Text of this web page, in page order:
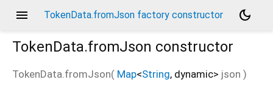
menu TokenData.fromJson factory constructor
dark_mode
TokenData.fromJson constructor
TokenData.fromJson( Map<String, dynamic> json )